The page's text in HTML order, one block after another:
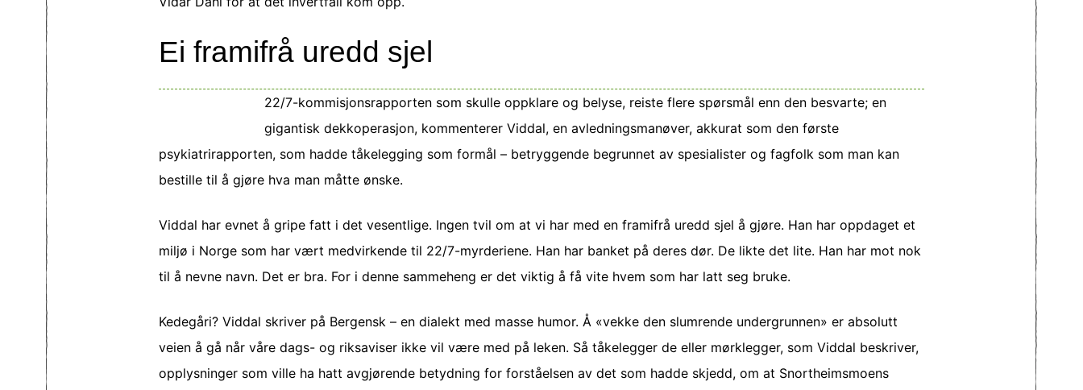
Ei framifrå uredd sjel
22/7-kommisjonsrapporten som skulle oppklare og belyse, reiste flere spørsmål enn den besvarte; en
gigantisk dekkoperasjon, kommenterer Viddal, en avledningsmanøver, akkurat som den første
psykiatrirapporten, som hadde tåkelegging som formål – betryggende begrunnet av spesialister og fagfolk som man kan
bestille til å gjøre hva man måtte ønske.
Viddal har evnet å gripe fatt i det vesentlige. Ingen tvil om at vi har med en framifrå uredd sjel å gjøre. Han har oppdaget et
miljø i Norge som har vært medvirkende til 22/7-myrderiene. Han har banket på deres dør. De likte det lite. Han har mot nok
til å nevne navn. Det er bra. For i denne sammeheng er det viktig å få vite hvem som har latt seg bruke.
Kedegåri? Viddal skriver på Bergensk – en dialekt med masse humor. Å «vekke den slumrende undergrunnen» er absolutt
veien å gå når våre dags- og riksaviser ikke vil være med på leken. Så tåkelegger de eller mørklegger, som Viddal beskriver,
opplysninger som ville ha hatt avgjørende betydning for forståelsen av det som hadde skjedd, om at Snortheimsmoens